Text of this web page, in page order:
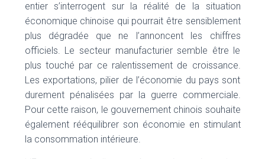
entier s’interrogent sur la réalité de la situation
économique chinoise qui pourrait être sensiblement
plus dégradée que ne l’annoncent les chiffres
officiels. Le secteur manufacturier semble être le
plus touché par ce ralentissement de croissance.
Les exportations, pilier de l’économie du pays sont
durement pénalisées par la guerre commerciale.
Pour cette raison, le gouvernement chinois souhaite
également rééquilibrer son économie en stimulant
la consommation intérieure.